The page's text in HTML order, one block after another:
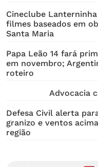
Cineclube
filmes baseados em
Santa Maria
Papa Leão 14 fará
em novembro;
roteiro
Advocacia
Defesa Civil alerta
granizo e ventos
região